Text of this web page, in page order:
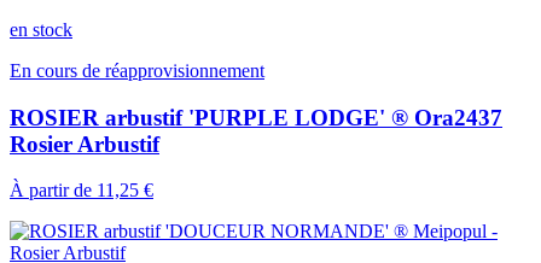
en stock
En cours de réapprovisionnement
ROSIER arbustif 'PURPLE LODGE' ® Ora2437
Rosier Arbustif
À partir de 11,25 €